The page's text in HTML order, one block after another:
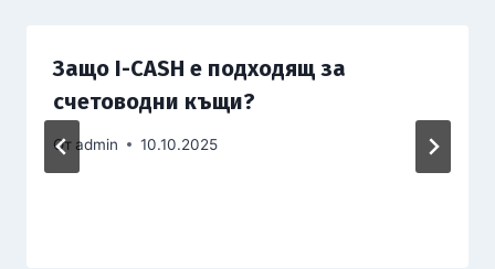
Защо I-CASH е подходящ за
счетоводни къщи?
От admin 10.10.2025